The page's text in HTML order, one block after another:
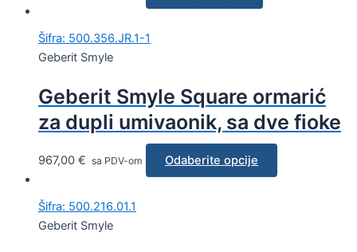
Šifra: 500.356.JR.1-1
Geberit Smyle
Geberit Smyle Square ormarić
za dupli umivaonik, sa dve fioke
967,00 € sa PDV-om Odaberite opcije
Šifra: 500.216.01.1
Geberit Smyle